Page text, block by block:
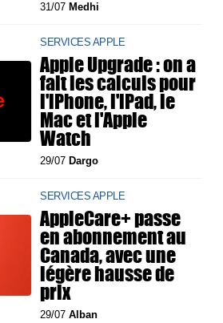
31/07 Medhi
SERVICES APPLE
Apple Upgrade : on a
fait les calculs pour
l'iPhone, l'iPad, le
Mac et l'Apple
Watch
29/07 Dargo
SERVICES APPLE
AppleCare+ passe
en abonnement au
Canada, avec une
légère hausse de
prix
29/07Alban